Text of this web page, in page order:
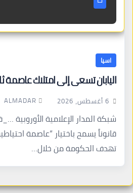
اسيا
اليابان تسعى إلى امتلاك عاصمة
6 أغسطس، 2026 ALMADAR
شبكة المدار الإعلامية الأوروبية
قانوناً يسمح باختيار “عاصمة
تهدف الحكومة من خلال…